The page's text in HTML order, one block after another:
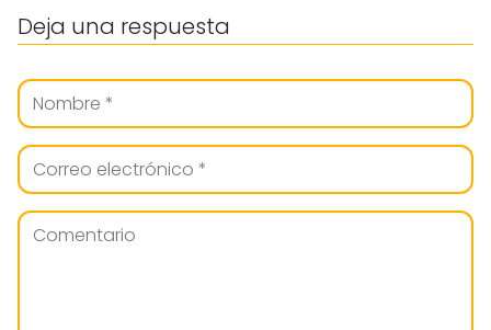
Deja una respuesta